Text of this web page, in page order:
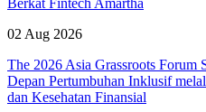
Berkat Fintech Amartha
02 Aug 2026
The 2026 Asia Grassroots Forum
Depan Pertumbuhan Inklusif
dan Kesehatan Finansial